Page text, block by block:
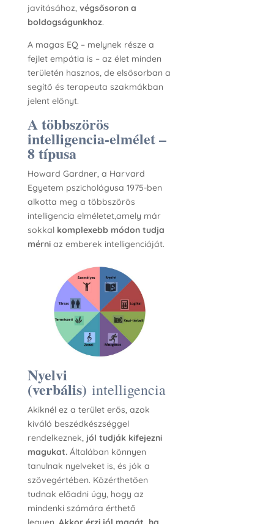
javításához, végsősoron a
boldogságunkhoz.
A magas EQ – melynek része a
fejlet empátia is – az élet minden
területén hasznos, de elsősorban a
segítő és terapeuta szakmákban
jelent előnyt.
A többszörös
intelligencia-elmélet –
8 típusa
Howard Gardner, a Harvard
Egyetem pszichológusa 1975-ben
alkotta meg a többszörös
intelligencia elméletet,amely már
sokkal komplexebb módon tudja
mérni az emberek intelligenciáját.
Nyelvi
(verbális) intelligencia
Akiknél ez a terület erős, azok
kiváló beszédkészséggel
rendelkeznek, jól tudják kifejezni
magukat. Általában könnyen
tanulnak nyelveket is, és jók a
szövegértében. Közérthetően
tudnak előadni úgy, hogy az
mindenki számára érthető